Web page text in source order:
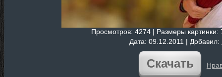
Просмотров: 4274 | Размеры картинки:
Дата: 09.12.2011 | Добавил:
Скачать